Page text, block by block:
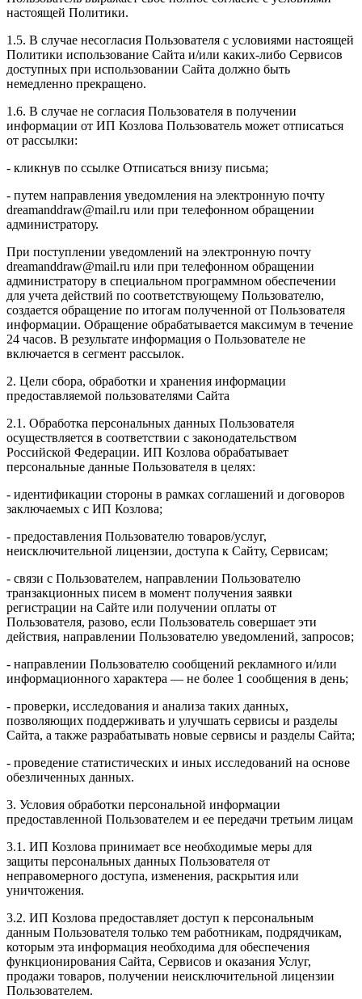
настоящей Политики.
1.5. В случае несогласия Пользователя с условиями настоящей
Политики использование Сайта и/или каких-либо Сервисов
доступных при использовании Сайта должно быть
немедленно прекращено.
1.6. В случае не согласия Пользователя в получении
информации от ИП Козлова Пользователь может отписаться
от рассылки:
- кликнув по ссылке Отписаться внизу письма;
- путем направления уведомления на электронную почту
dreamanddraw@mail.ru или при телефонном обращении
администратору.
При поступлении уведомлений на электронную почту
dreamanddraw@mail.ru или при телефонном обращении
администратору в специальном программном обеспечении
для учета действий по соответствующему Пользователю,
создается обращение по итогам полученной от Пользователя
информации. Обращение обрабатывается максимум в течение
24 часов. В результате информация о Пользователе не
включается в сегмент рассылок.
2. Цели сбора, обработки и хранения информации
предоставляемой пользователями Сайта
2.1. Обработка персональных данных Пользователя
осуществляется в соответствии с законодательством
Российской Федерации. ИП Козловa обрабатывает
персональные данные Пользователя в целях:
- идентификации стороны в рамках соглашений и договоров
заключаемых с ИП Козлова;
- предоставления Пользователю товаров/услуг,
неисключительной лицензии, доступа к Сайту, Сервисам;
- связи с Пользователем, направлении Пользователю
транзакционных писем в момент получения заявки
регистрации на Сайте или получении оплаты от
Пользователя, разово, если Пользователь совершает эти
действия, направлении Пользователю уведомлений, запросов;
- направлении Пользователю сообщений рекламного и/или
информационного характера — не более 1 сообщения в день;
- проверки, исследования и анализа таких данных,
позволяющих поддерживать и улучшать сервисы и разделы
Сайта, а также разрабатывать новые сервисы и разделы Сайта;
- проведение статистических и иных исследований на основе
обезличенных данных.
3. Условия обработки персональной информации
предоставленной Пользователем и ее передачи третьим лицам
3.1. ИП Козлова принимает все необходимые меры для
защиты персональных данных Пользователя от
неправомерного доступа, изменения, раскрытия или
уничтожения.
3.2. ИП Козлова предоставляет доступ к персональным
данным Пользователя только тем работникам, подрядчикам,
которым эта информация необходима для обеспечения
функционирования Сайта, Сервисов и оказания Услуг,
продажи товаров, получении неисключительной лицензии
Пользователем.